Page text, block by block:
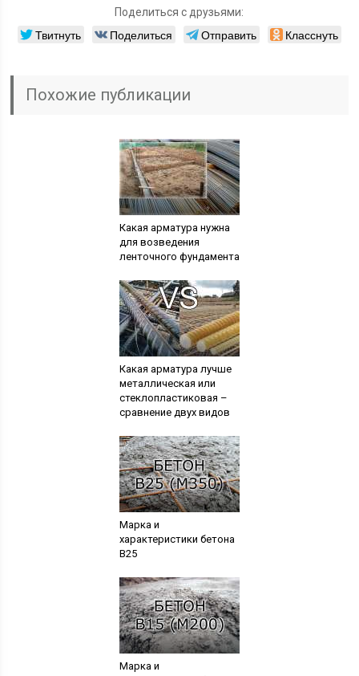
Поделиться с друзьями:
Твитнуть Поделиться Отправить Класснуть
Похожие публикации
Какая арматура нужна
для возведения
ленточного фундамента
Какая арматура лучше
металлическая или
стеклопластиковая –
сравнение двух видов
Марка и
характеристики бетона
В25
Марка и